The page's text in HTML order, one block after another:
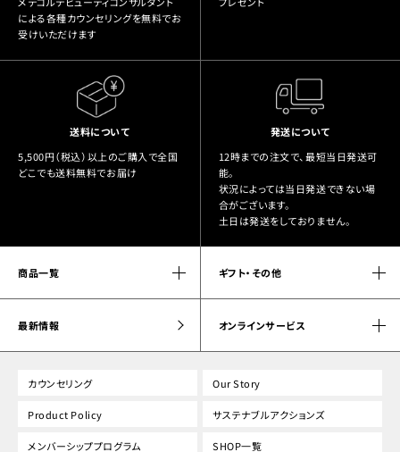
による各種カウンセリングを無料でお
受けいただけます
送料について
5,500円（税込）以上のご購入で全国
どこでも送料無料でお届け
発送について
12時までの注文で、最短当日発送可
能。
状況によっては当日発送できない場
合がございます。
土日は発送をしておりません。
商品一覧 ギフト・その他
最新情報 オンラインサービス
カウンセリング Our Story
Product Policy サステナブルアクションズ
メンバーシッププログラム SHOP一覧